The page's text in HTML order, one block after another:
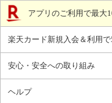
アプリのご利用で最大
楽天カード新規入会＆利用で
安心・安全への取り組み
ヘルプ